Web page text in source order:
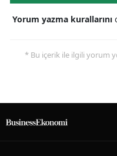
Yorum yazma kurallarını
* Bu içerik ile ilgili yorum